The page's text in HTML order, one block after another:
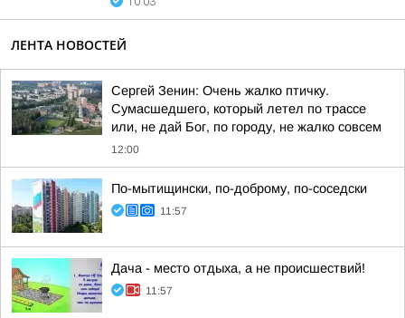
ЛЕНТА НОВОСТЕЙ
Сергей Зенин: Очень жалко птичку.
Сумасшедшего, который летел по трассе
или, не дай Бог, по городу, не жалко совсем
12:00
По-мытищински, по-доброму, по-соседски
11:57
Дача - место отдыха, а не происшествий!
11:57